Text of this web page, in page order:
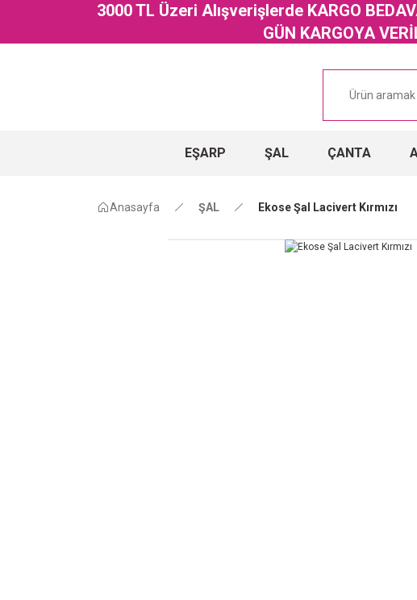
3000 TL Üzeri Alışverişlerde KARGO
GÜN KARGOYA
EŞARP ŞAL ÇANTA
Anasayfa ŞAL Ekose Şal Lacivert Kırmızı